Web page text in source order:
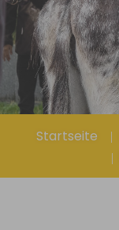
Startseite